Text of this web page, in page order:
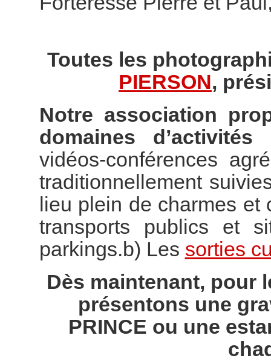
Toutes les
PIERSON,
Notre association
domaines d’activités
vidéos-conférences
traditionnellement
lieu plein de charmes et
transports publics et
parkings.b) Les sorties
Dès maintenant, pour
présentons une
PRINCE ou une